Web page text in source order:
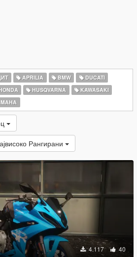
APRILIA BMW
DUCATI
HUSQVARNA
KAWASAKI
Рангирани
4.117 40